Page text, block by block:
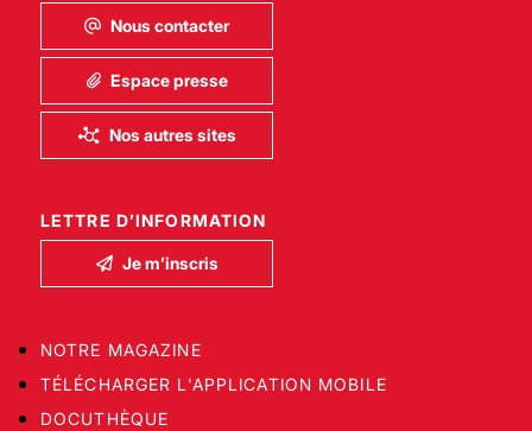
Nous contacter
Espace presse
Nos autres sites
LETTRE D’INFORMATION
Je m’inscris
NOTRE MAGAZINE
TÉLÉCHARGER L'APPLICATION MOBILE
DOCUTHÈQUE